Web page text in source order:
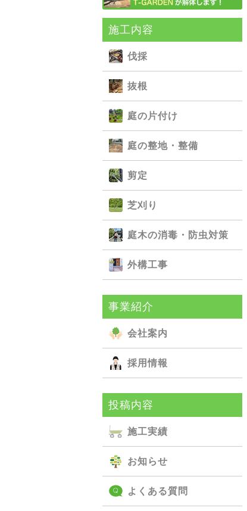
施⼯内容
伐採
抜根
庭の⽚付け
庭の整地・整備
剪定
芝刈り
庭⽊の消毒・防⾍対策
外構⼯事
事業紹介
会社案内
採用情報
投稿内容
施⼯実績
お知らせ
よくある質問